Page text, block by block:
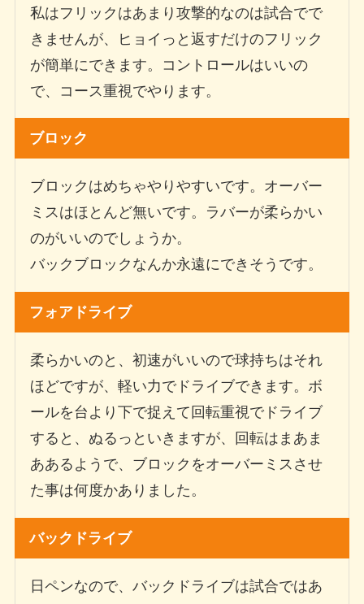
私はフリックはあまり攻撃的なのは試合でで
きませんが、ヒョイっと返すだけのフリック
が簡単にできます。コントロールはいいの
で、コース重視でやります。
ブロック
ブロックはめちゃやりやすいです。オーバー
ミスはほとんど無いです。ラバーが柔らかい
のがいいのでしょうか。
バックブロックなんか永遠にできそうです。
フォアドライブ
柔らかいのと、初速がいいので球持ちはそれ
ほどですが、軽い力でドライブできます。ボ
ールを台より下で捉えて回転重視でドライブ
すると、ぬるっといきますが、回転はまあま
ああるようで、ブロックをオーバーミスさせ
た事は何度かありました。
バックドライブ
日ペンなので、バックドライブは試合ではあ